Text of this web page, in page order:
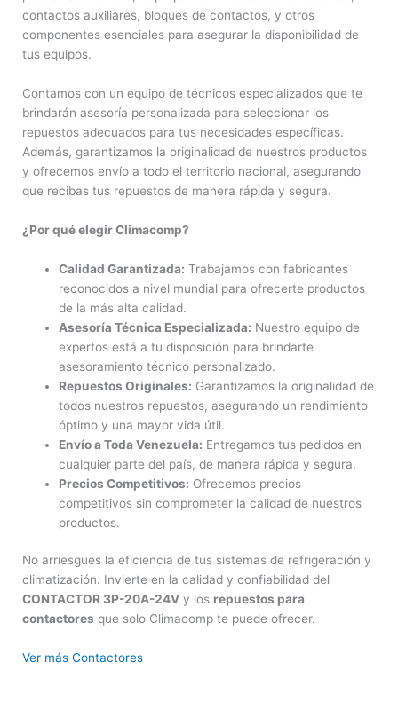
contactos auxiliares, bloques de contactos, y otros
componentes esenciales para asegurar la disponibilidad de
tus equipos.
Contamos con un equipo de técnicos especializados que te
brindarán asesoría personalizada para seleccionar los
repuestos adecuados para tus necesidades específicas.
Además, garantizamos la originalidad de nuestros productos
y ofrecemos envío a todo el territorio nacional, asegurando
que recibas tus repuestos de manera rápida y segura.
¿Por qué elegir Climacomp?
Calidad Garantizada: Trabajamos con fabricantes
reconocidos a nivel mundial para ofrecerte productos
de la más alta calidad.
Asesoría Técnica Especializada: Nuestro equipo de
expertos está a tu disposición para brindarte
asesoramiento técnico personalizado.
Repuestos Originales: Garantizamos la originalidad de
todos nuestros repuestos, asegurando un rendimiento
óptimo y una mayor vida útil.
Envío a Toda Venezuela: Entregamos tus pedidos en
cualquier parte del país, de manera rápida y segura.
Precios Competitivos: Ofrecemos precios
competitivos sin comprometer la calidad de nuestros
productos.
No arriesgues la eficiencia de tus sistemas de refrigeración y
climatización. Invierte en la calidad y confiabilidad del
CONTACTOR 3P-20A-24V y los repuestos para
contactores que solo Climacomp te puede ofrecer.
Ver más Contactores